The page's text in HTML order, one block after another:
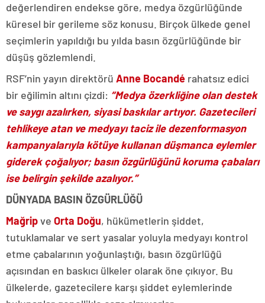
değerlendiren endekse göre, medya özgürlüğünde
küresel bir gerileme söz konusu. Birçok ülkede genel
seçimlerin yapıldığı bu yılda basın özgürlüğünde bir
düşüş gözlemlendi.
RSF’nin yayın direktörü Anne Bocandé rahatsız edici
bir eğilimin altını çizdi: “Medya özerkliğine olan destek
ve saygı azalırken, siyasi baskılar artıyor. Gazetecileri
tehlikeye atan ve medyayı taciz ile dezenformasyon
kampanyalarıyla kötüye kullanan düşmanca eylemler
giderek çoğalıyor; basın özgürlüğünü koruma çabaları
ise belirgin şekilde azalıyor.”
DÜNYADA BASIN ÖZGÜRLÜĞÜ
Mağripve Orta Doğu, hükümetlerin şiddet,
tutuklamalar ve sert yasalar yoluyla medyayı kontrol
etme çabalarının yoğunlaştığı, basın özgürlüğü
açısından en baskıcı ülkeler olarak öne çıkıyor. Bu
ülkelerde, gazetecilere karşı şiddet eylemlerinde